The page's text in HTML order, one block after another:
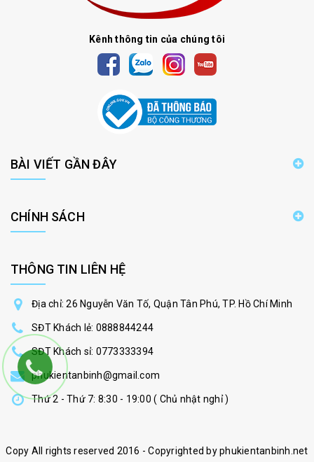
Kênh thông tin của chúng tôi
BÀI VIẾT GẦN ĐÂY
CHÍNH SÁCH
THÔNG TIN LIÊN HỆ
Địa chỉ: 26 Nguyễn Văn Tố, Quận Tân Phú, TP. Hồ Chí Minh
SĐT Khách lẻ: 0888844244
SĐT Khách sỉ: 0773333394
phukientanbinh@gmail.com
Thứ 2 - Thứ 7: 8:30 - 19:00 ( Chủ nhật nghỉ )
Copy All rights reserved 2016 - Copyrighted by phukientanbinh.net